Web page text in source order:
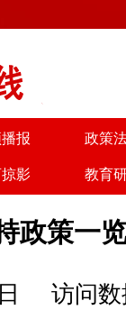
报 政策
影 教育
政策一
访问数